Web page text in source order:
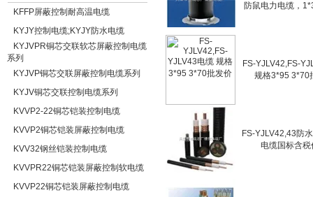
KFFP屏蔽控制耐高温电缆
KYJY控制电缆;KYJY防水电缆
KYJVPR铜芯交联软芯屏蔽控制电缆
系列
KYJVP铜芯交联屏蔽控制电缆系列
KYJV铜芯交联控制电缆系列
KVVP2-22铜芯铠装控制电缆
KVVP2铜芯铠装屏蔽控制电缆
KVV32钢丝铠装控制电缆
KVVPR22铜芯铠装屏蔽控制软电缆
KVVP22铜芯铠装屏蔽控制电缆
防鼠电力电缆，
FS-YJLV42,FS-
规格3*95 3*70
FS-YJLV42,43防
电缆国标含